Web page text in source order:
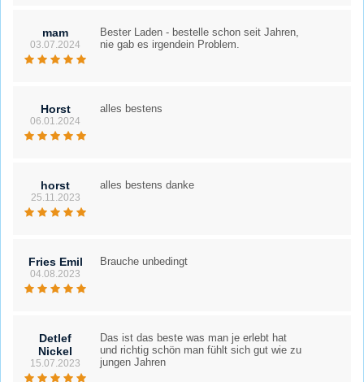
mam
03.07.2024
Bester Laden - bestelle schon seit Jahren,
nie gab es irgendein Problem.
Horst
06.01.2024
alles bestens
horst
25.11.2023
alles bestens danke
Fries Emil
04.08.2023
Brauche unbedingt
Detlef
Nickel
15.07.2023
Das ist das beste was man je erlebt hat
und richtig schön man fühlt sich gut wie zu
jungen Jahren